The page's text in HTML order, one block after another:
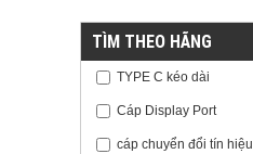
TÌM THEO HÃNG
TYPE C kéo dài
Cáp Display Port
cáp chuyển đổi tín hiệu